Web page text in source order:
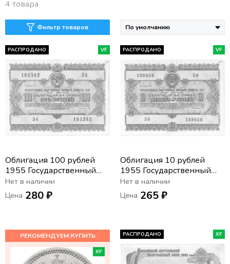
Фильтр товаров
РАСПРОДАНО VF
Облигация 100 рублей
1955 Государственный
заем развития народного
хозяйства СССР
Нет в наличии
Цена 280 ₽
РАСПРОДАНО VF
Облигация 10 рублей
1955 Государственный
заем развития народного
хозяйства СССР
Нет в наличии
Цена 265 ₽
XF
РАСПРОДАНО XF